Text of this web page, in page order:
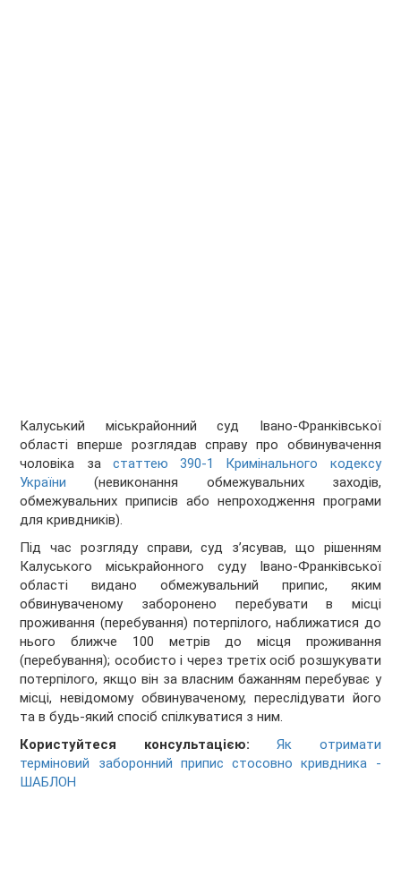
Калуський міськрайонний суд Івано-Франківської
області вперше розглядав справу про обвинувачення
чоловіка за статтею 390-1 Кримінального кодексу
України (невиконання обмежувальних заходів,
обмежувальних приписів або непроходження програми
для кривдників).
Під час розгляду справи, суд з’ясував, що рішенням
Калуського міськрайонного суду Івано-Франківської
області видано обмежувальний припис, яким
обвинуваченому заборонено перебувати в місці
проживання (перебування) потерпілого, наближатися до
нього ближче 100 метрів до місця проживання
(перебування); особисто і через третіх осіб розшукувати
потерпілого, якщо він за власним бажанням перебуває у
місці, невідомому обвинуваченому, переслідувати його
та в будь-який спосіб спілкуватися з ним.
Користуйтеся консультацією:
Як отримати
терміновий заборонний припис стосовно кривдника -
ШАБЛОН